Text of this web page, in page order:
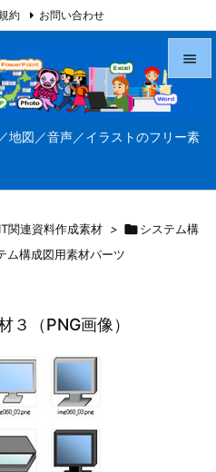
地図／音声／イラストのフリー素




約 お問い合わせ
関連資料作成素材 > システム構
ム構成図用素材パーツ
３（PNG画像）